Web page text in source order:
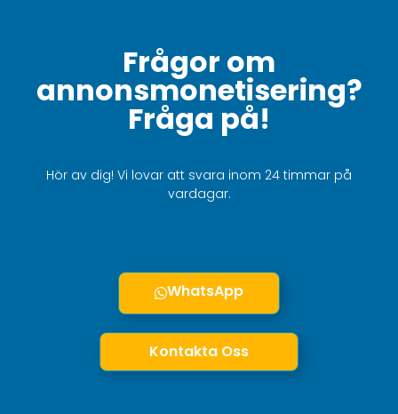
Frågor om
annonsmonetisering?
Fråga på!
Hör av dig! Vi lovar att svara inom 24 timmar på
vardagar.
WhatsApp
Kontakta Oss